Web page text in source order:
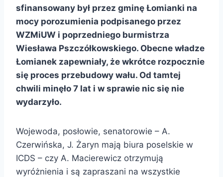
sfinansowany był przez gminę Łomianki na
mocy porozumienia podpisanego przez
WZMiUW i poprzedniego burmistrza
Wiesława Pszczółkowskiego. Obecne władze
Łomianek zapewniały, że wkrótce rozpocznie
się proces przebudowy wału. Od tamtej
chwili minęło 7 lat i w sprawie nic się nie
wydarzyło.
Wojewoda, posłowie, senatorowie – A.
Czerwińska, J. Żaryn mają biura poselskie w
ICDS – czy A. Macierewicz otrzymują
wyróżnienia i są zapraszani na wszystkie